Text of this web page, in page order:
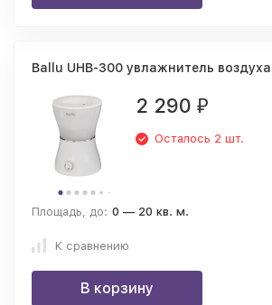
Ballu UHB-300 увлажнитель воздуха
2 290 ₽
Осталось 2 шт.
Площадь, до: 0 — 20 кв. м.
К сравнению
В корзину